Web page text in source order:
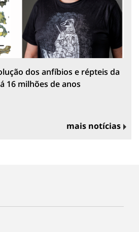
dos anfíbios e répteis da
16 milhões de anos
mais notícias